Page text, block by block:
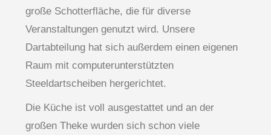
große Schotterfläche, die für diverse
Veranstaltungen genutzt wird. Unsere
Dartabteilung hat sich außerdem einen eigenen
Raum mit computerunterstützten
Steeldartscheiben hergerichtet.
Die Küche ist voll ausgestattet und an der
großen Theke wurden sich schon viele